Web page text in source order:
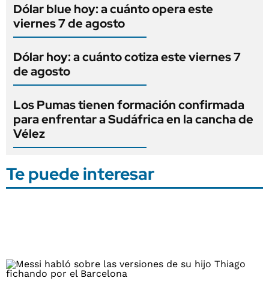
Dólar blue hoy: a cuánto opera este
viernes 7 de agosto
Dólar hoy: a cuánto cotiza este viernes 7
de agosto
Los Pumas tienen formación confirmada
para enfrentar a Sudáfrica en la cancha de
Vélez
Te puede interesar